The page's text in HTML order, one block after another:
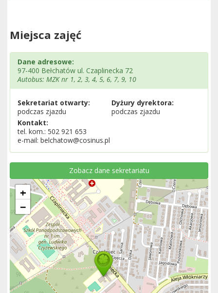
Miejsca zajęć
Dane adresowe:
97-400 Bełchatów ul. Czaplinecka 72
Autobus: MZK nr 1, 2, 3, 4, 5, 6, 7, 9, 10
Sekretariat otwarty:
podczas zjazdu
Dyżury dyrektora:
podczas zjazdu
Kontakt:
tel. kom.: 502 921 653
e-mail: belchatow@cosinus.pl
Zobacz dane sekretariatu
+
−